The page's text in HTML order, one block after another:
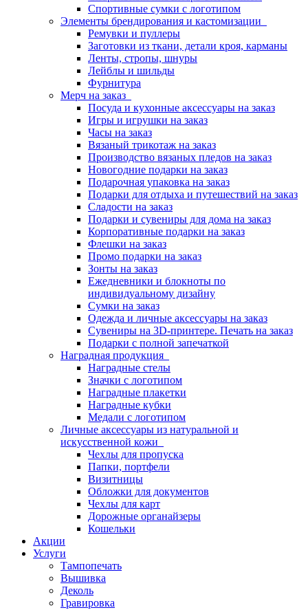
Спортивные сумки с логотипом
Элементы брендирования и кастомизации
Ремувки и пуллеры
Заготовки из ткани, детали кроя, карманы
Ленты, стропы, шнуры
Лейблы и шильды
Фурнитура
Мерч на заказ
Посуда и кухонные аксессуары на заказ
Игры и игрушки на заказ
Часы на заказ
Вязаный трикотаж на заказ
Производство вязаных пледов на заказ
Новогодние подарки на заказ
Подарочная упаковка на заказ
Подарки для отдыха и путешествий на заказ
Сладости на заказ
Подарки и сувениры для дома на заказ
Корпоративные подарки на заказ
Флешки на заказ
Промо подарки на заказ
Зонты на заказ
Ежедневники и блокноты по
индивидуальному дизайну
Сумки на заказ
Одежда и личные аксессуары на заказ
Сувениры на 3D-принтере. Печать на заказ
Подарки с полной запечаткой
Наградная продукция
Наградные стелы
Значки с логотипом
Наградные плакетки
Наградные кубки
Медали с логотипом
Личные аксессуары из натуральной и
искусственной кожи
Чехлы для пропуска
Папки, портфели
Визитницы
Обложки для документов
Чехлы для карт
Дорожные органайзеры
Кошельки
Акции
Услуги
Тампопечать
Вышивка
Деколь
Гравировка